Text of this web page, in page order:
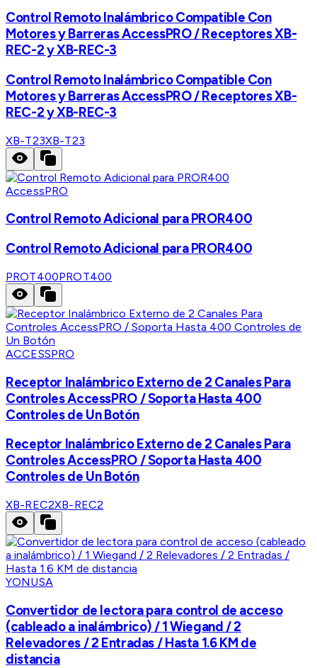
Control Remoto Inalámbrico Compatible Con
Motores y Barreras AccessPRO / Receptores XB-
REC-2 y XB-REC-3
Control Remoto Inalámbrico Compatible Con
Motores y Barreras AccessPRO / Receptores XB-
REC-2 y XB-REC-3
XB-T23XB-T23
AccessPRO
Control Remoto Adicional para PROR400
Control Remoto Adicional para PROR400
PROT400PROT400
ACCESSPRO
Receptor Inalámbrico Externo de 2 Canales Para
Controles AccessPRO / Soporta Hasta 400
Controles de Un Botón
Receptor Inalámbrico Externo de 2 Canales Para
Controles AccessPRO / Soporta Hasta 400
Controles de Un Botón
XB-REC2XB-REC2
YONUSA
Convertidor de lectora para control de acceso
(cableado a inalámbrico) / 1 Wiegand / 2
Relevadores / 2 Entradas / Hasta 1.6 KM de
distancia